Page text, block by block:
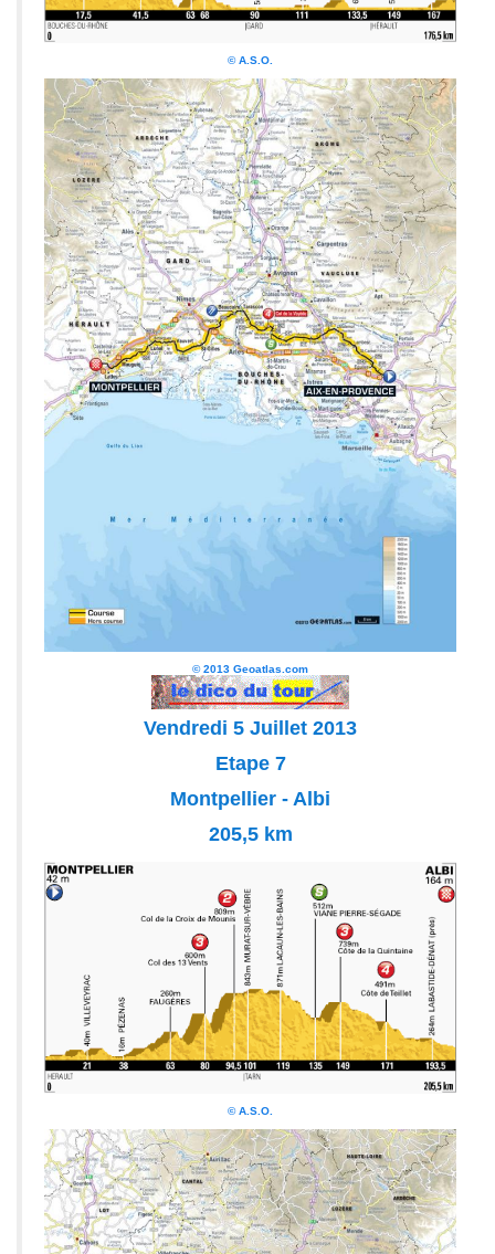
© A.S.O.
© 2013 Geoatlas.com
Vendredi 5 Juillet 2013
Etape 7
Montpellier - Albi
205,5 km
© A.S.O.